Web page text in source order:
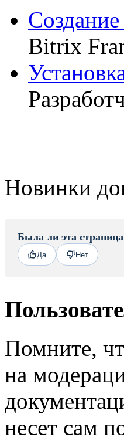
Создание
Bitrix
Новинки
Была ли эта страница
Да Нет
Помните,
на
несет сам